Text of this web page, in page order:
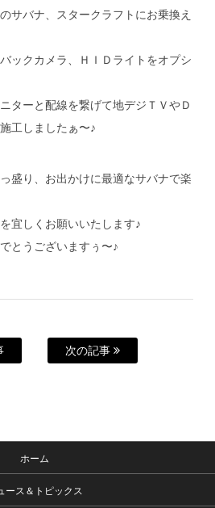
サバナ、スタークラフトにお乗換え
ックカメラ、ＨＩＤライトをオプシ
ターと配線を繋げて地デジＴＶやＤ
工しましたぁ〜♪
盛り、お出かけに最適なサバナで楽
宜しくお願いいたします♪
とうございますぅ〜♪
次の記事
ホーム
ース＆トピックス